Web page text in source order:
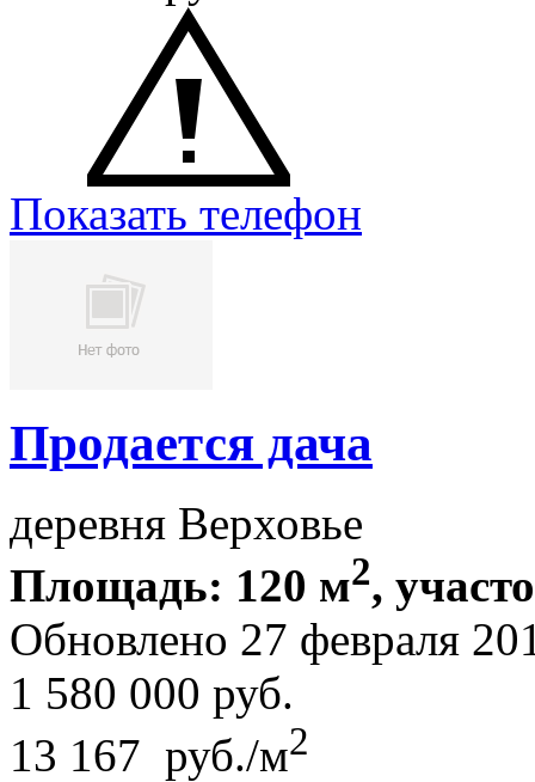
Показать телефон
Продается дача
деревня Верховье
Площадь: 120 м2,
Обновлено 27 февраля
1 580 000 руб.
13 167 руб./м2